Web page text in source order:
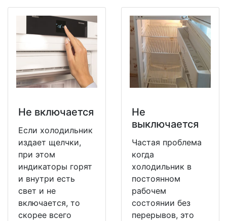
Не включается
Если холодильник
издает щелчки,
при этом
индикаторы горят
и внутри есть
свет и не
включается, то
скорее всего
Не
выключается
Частая проблема
когда
холодильник в
постоянном
рабочем
состоянии без
перерывов, это